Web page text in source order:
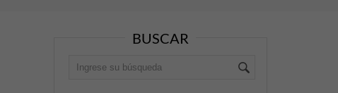
BUSCAR